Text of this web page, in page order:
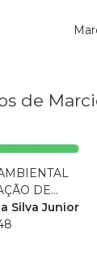
de
DE
DA
ADOÇÃO
Silva Junior